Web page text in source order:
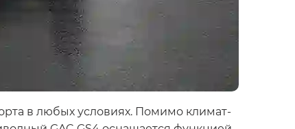
в любых условиях. Помимо климат-